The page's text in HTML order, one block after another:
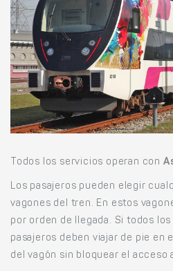
Todos los servicios operan con
Los pasajeros pueden elegir
vagones del tren. En estos
por orden de llegada. Si todos
pasajeros deben viajar de pie en
del vagón sin bloquear el acceso